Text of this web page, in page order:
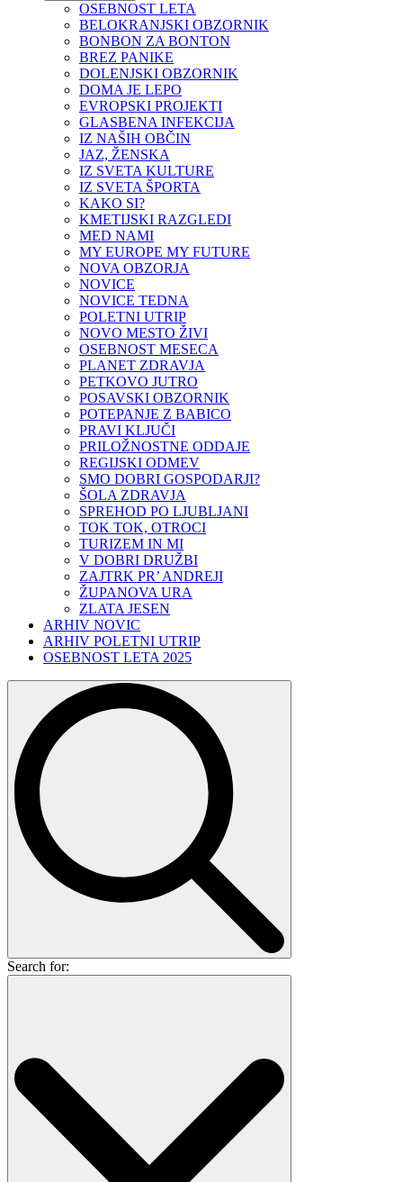
OSEBNOST LETA
BELOKRANJSKI OBZORNIK
BONBON ZA BONTON
BREZ PANIKE
DOLENJSKI OBZORNIK
DOMA JE LEPO
EVROPSKI PROJEKTI
GLASBENA INFEKCIJA
IZ NAŠIH OBČIN
JAZ, ŽENSKA
IZ SVETA KULTURE
IZ SVETA ŠPORTA
KAKO SI?
KMETIJSKI RAZGLEDI
MED NAMI
MY EUROPE MY FUTURE
NOVA OBZORJA
NOVICE
NOVICE TEDNA
POLETNI UTRIP
NOVO MESTO ŽIVI
OSEBNOST MESECA
PLANET ZDRAVJA
PETKOVO JUTRO
POSAVSKI OBZORNIK
POTEPANJE Z BABICO
PRAVI KLJUČI
PRILOŽNOSTNE ODDAJE
REGIJSKI ODMEV
SMO DOBRI GOSPODARJI?
ŠOLA ZDRAVJA
SPREHOD PO LJUBLJANI
TOK TOK, OTROCI
TURIZEM IN MI
V DOBRI DRUŽBI
ZAJTRK PR’ ANDREJI
ŽUPANOVA URA
ZLATA JESEN
ARHIV NOVIC
ARHIV POLETNI UTRIP
OSEBNOST LETA 2025
Search for: